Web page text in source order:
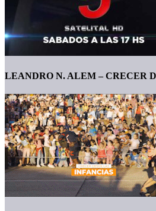
LEANDRO N. ALEM – CRECER